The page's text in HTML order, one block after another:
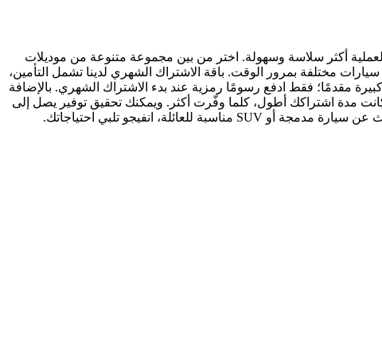
أكثر سلاسة وسهولة. اختر من بين مجموعة متنوعة من موديلات
مختلفة بمرور الوقت. باقة الاشتراك الشهري لدينا تشمل التأمين،
مقدمًا؛ فقط ادفع رسومًا رمزية عند بدء الاشتراك الشهري. بالإضافة
مدة اشتراكك أطول، كلما وفّرت أكثر. ويمكنك تحقيق توفير يصل إلى